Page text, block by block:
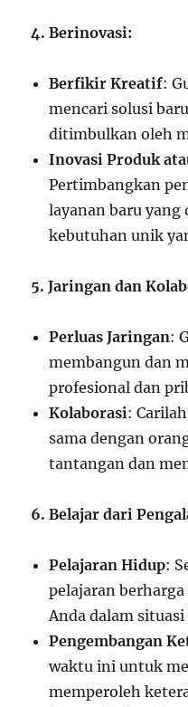
4. Berinovasi:
Berfikir Kreatif:
mencari solusi
ditimbulkan oleh
Inovasi Produk
Pertimbangkan
layanan baru
kebutuhan unik
5. Jaringan dan
Perluas Jaringan:
membangun dan
profesional dan
Kolaborasi:
sama dengan
tantangan dan
6. Belajar dari
Pelajaran Hidup:
pelajaran
Anda dalam situasi
Pengembangan
waktu ini untuk
memperoleh